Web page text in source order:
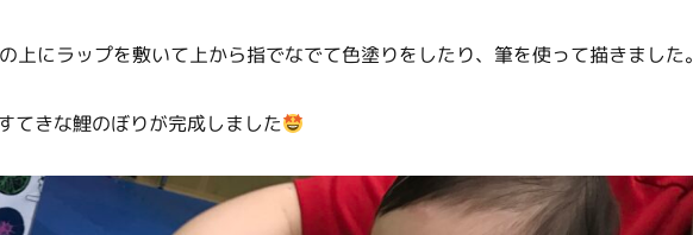
上にラップを敷いて上から指でなでて色塗りをしたり、筆を使って描きました。
てきな鯉のぼりが完成しました